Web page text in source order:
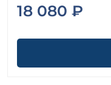
18 080 ₽